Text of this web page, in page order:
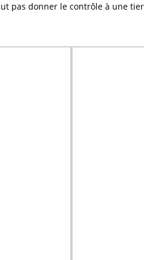
pas donner le contrôle à une